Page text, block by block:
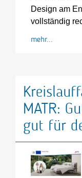
Design am
vollständig
mehr...
MATR:
gut für